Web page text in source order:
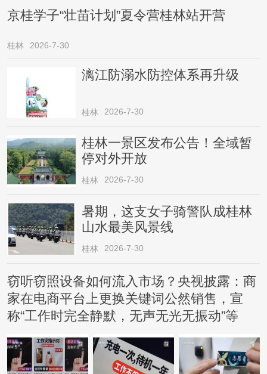
京桂学子“壮苗计划”夏令营桂林站开营
桂林 2026-7-30
漓江防溺水防控体系再升级
桂林 2026-7-30
桂林一景区发布公告！全域暂
停对外开放
桂林 2026-7-30
暑期，这支女子骑警队成桂林
山水最美风景线
桂林 2026-7-30
窃听窃照设备如何流入市场？央视披露：商
家在电商平台上更换关键词公然销售，宣
称“工作时完全静默，无声无光无振动”等